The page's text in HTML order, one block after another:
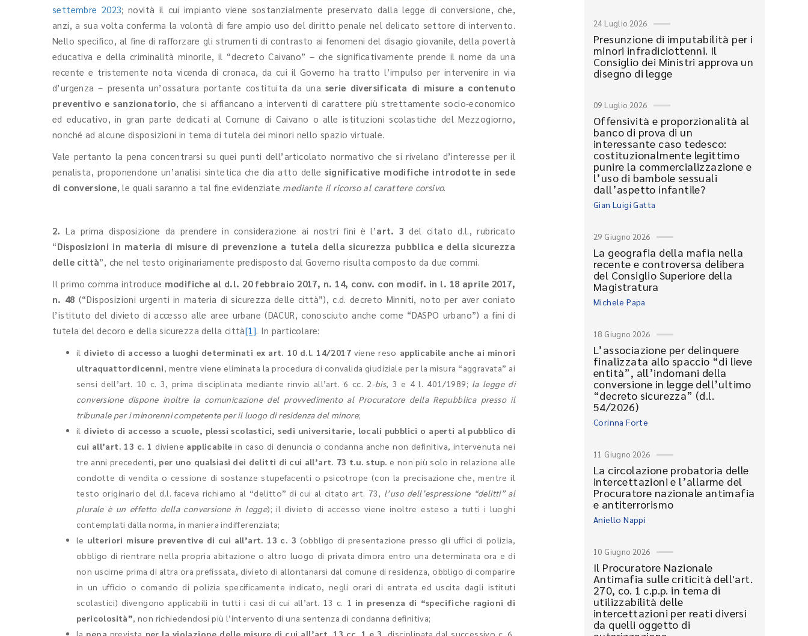
settembre 2023; novità il cui impianto viene sostanzialmente preservato dalla legge di conversione, che,
anzi, a sua volta conferma la volontà di fare ampio uso del diritto penale nel delicato settore di intervento.
Nello specifico, al fine di rafforzare gli strumenti di contrasto ai fenomeni del disagio giovanile, della povertà
educativa e della criminalità minorile, il “decreto Caivano” – che significativamente prende il nome da una
recente e tristemente nota vicenda di cronaca, da cui il Governo ha tratto l’impulso per intervenire in via
d’urgenza – presenta un’ossatura portante costituita da una serie diversificata di misure a contenuto
preventivo e sanzionatorio, che si affiancano a interventi di carattere più strettamente socio-economico
ed educativo, in gran parte dedicati al Comune di Caivano o alle istituzioni scolastiche del Mezzogiorno,
nonché ad alcune disposizioni in tema di tutela dei minori nello spazio virtuale.
Vale pertanto la pena concentrarsi su quei punti dell’articolato normativo che si rivelano d’interesse per il
penalista, proponendone un’analisi sintetica che dia atto dellesignificative modifiche introdotte in sede
di conversione, le quali saranno a tal fine evidenziate mediante il ricorso al carattere corsivo.
2. La prima disposizione da prendere in considerazione ai nostri fini è l’art. 3del citato d.l., rubricato
“Disposizioni in materia di misure di prevenzione a tutela della sicurezza pubblica e della sicurezza
delle città”, che nel testo originariamente predisposto dal Governo risulta composto da due commi.
Il primo comma introduce modifiche al d.l. 20 febbraio 2017, n. 14, conv. con modif. in l. 18 aprile 2017,
n. 48 (“Disposizioni urgenti in materia di sicurezza delle città”), c.d. decreto Minniti, noto per aver coniato
l’istituto del divieto di accesso alle aree urbane (DACUR, conosciuto anche come “DASPO urbano”) a fini di
tutela del decoro e della sicurezza della città[1]. In particolare:
il divieto di accesso a luoghi determinati ex art. 10 d.l. 14/2017viene reso applicabile anche ai minori
ultraquattordicenni, mentre viene eliminata la procedura di convalida giudiziale per la misura “aggravata” ai
sensi dell’art. 10 c. 3, prima disciplinata mediante rinvio all’art. 6 cc. 2-bis, 3 e 4 l. 401/1989; la legge di
conversione dispone inoltre la comunicazione del provvedimento al Procuratore della Repubblica presso il
tribunale per i minorenni competente per il luogo di residenza del minore;
il divieto di accesso a scuole, plessi scolastici, sedi universitarie, locali pubblici o aperti al pubblico di
cui all’art. 13 c. 1 diviene applicabile in caso di denuncia o condanna anche non definitiva, intervenuta nei
tre anni precedenti, per uno qualsiasi dei delitti di cui all’art. 73 t.u. stup.e non più solo in relazione alle
condotte di vendita o cessione di sostanze stupefacenti o psicotrope (con la precisazione che, mentre il
testo originario del d.l. faceva richiamo al “delitto” di cui al citato art. 73, l’uso dell’espressione “delitti” al
plurale è un effetto della conversione in legge); il divieto di accesso viene inoltre esteso a tutti i luoghi
contemplati dalla norma, in maniera indifferenziata;
le ulteriori misure preventive di cui all’art. 13 c. 3 (obbligo di presentazione presso gli uffici di polizia,
obbligo di rientrare nella propria abitazione o altro luogo di privata dimora entro una determinata ora e di
non uscirne prima di altra ora prefissata, divieto di allontanarsi dal comune di residenza, obbligo di comparire
in un ufficio o comando di polizia specificamente indicato, negli orari di entrata ed uscita dagli istituti
scolastici) divengono applicabili in tutti i casi di cui all’art. 13 c. 1 in presenza di “specifiche ragioni di
pericolosità”, non richiedendosi più l’intervento di una sentenza di condanna definitiva;
la pena prevista per la violazione delle misure di cui all’art. 13 cc. 1 e 3, disciplinata dal successivo c. 6,
24 Luglio 2026
Presunzione di imputabilità per i
minori infradiciottenni. Il
Consiglio dei Ministri approva un
disegno di legge
09 Luglio 2026
Offensività e proporzionalità al
banco di prova di un
interessante caso tedesco:
costituzionalmente legittimo
punire la commercializzazione e
l’uso di bambole sessuali
dall’aspetto infantile?
Gian Luigi Gatta
29 Giugno 2026
La geografia della mafia nella
recente e controversa delibera
del Consiglio Superiore della
Magistratura
Michele Papa
18 Giugno 2026
L’associazione per delinquere
finalizzata allo spaccio “di lieve
entità”, all’indomani della
conversione in legge dell’ultimo
“decreto sicurezza” (d.l.
54/2026)
Corinna Forte
11 Giugno 2026
La circolazione probatoria delle
intercettazioni e l’allarme del
Procuratore nazionale antimafia
e antiterrorismo
Aniello Nappi
10 Giugno 2026
Il Procuratore Nazionale
Antimafia sulle criticità dell'art.
270, co. 1 c.p.p. in tema di
utilizzabilità delle
intercettazioni per reati diversi
da quelli oggetto di